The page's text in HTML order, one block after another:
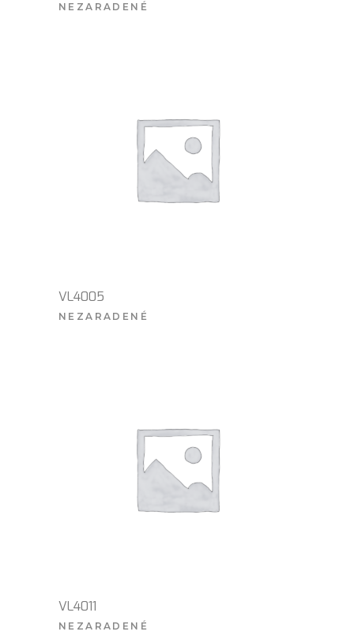
NEZARADENÉ
VL4005
NEZARADENÉ
VL4011
NEZARADENÉ